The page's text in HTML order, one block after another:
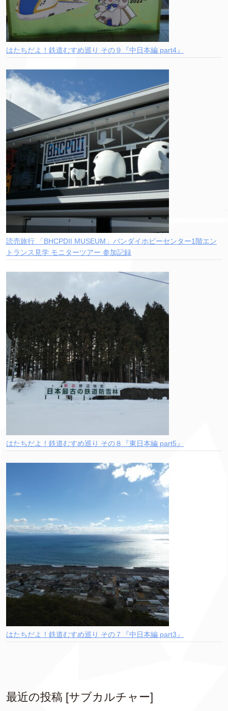
はたちだよ！鉄道むすめ巡り その９『中日本編 part4』
読売旅行 「BHCPDII MUSEUM」バンダイホビーセンター1階エン
トランス見学 モニターツアー 参加記録
はたちだよ！鉄道むすめ巡り その８『東日本編 part5』
はたちだよ！鉄道むすめ巡り その７『中日本編 part3』
最近の投稿 [サブカルチャー]